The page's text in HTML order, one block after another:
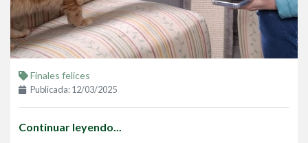
Finales felices
Publicada: 12/03/2025
Continuar leyendo...